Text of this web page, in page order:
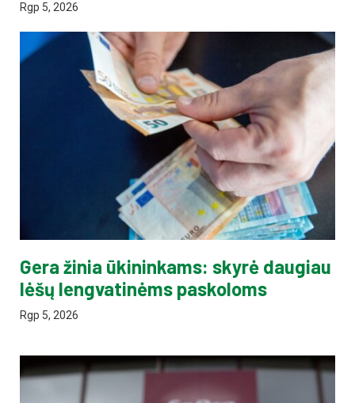
Rgp 5, 2026
Gera žinia ūkininkams: skyrė daugiau
lėšų lengvatinėms paskoloms
Rgp 5, 2026